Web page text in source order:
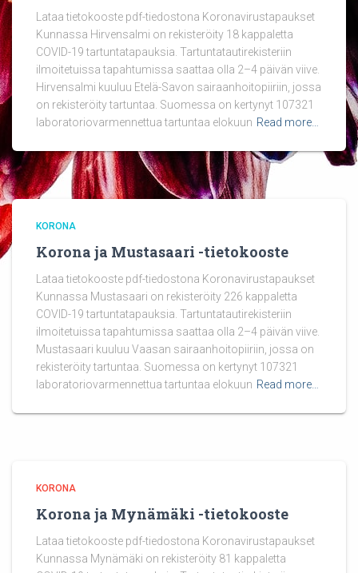
Lataa tietokooste pdf-tiedostona Koronavirustapaukset
Kunnassa Hirvensalmi on rekisteröity 18 kappaletta
COVID-19 tartuntatapauksia. Tartuntatautirekisteriin
ilmoitetuissa tapahtumissa saattaa olla 2–4 päivän viive.
Hirvensalmi kuuluu Etelä-Savon sairaanhoitopiiriin, jossa
on rekisteröity tartuntaa. Suomessa on kertynyt 107321
laboratoriovarmennettua tartuntaa elokuun Read more…
KORONA
Korona ja Mustasaari -tietokooste
Lataa tietokooste pdf-tiedostona Koronavirustapaukset
Kunnassa Mustasaari on rekisteröity 226 kappaletta
COVID-19 tartuntatapauksia. Tartuntatautirekisteriin
ilmoitetuissa tapahtumissa saattaa olla 2–4 päivän viive.
Mustasaari kuuluu Vaasan sairaanhoitopiiriin, jossa on
rekisteröity tartuntaa. Suomessa on kertynyt 107321
laboratoriovarmennettua tartuntaa elokuun Read more…
KORONA
Korona ja Mynämäki -tietokooste
Lataa tietokooste pdf-tiedostona Koronavirustapaukset
Kunnassa Mynämäki on rekisteröity 81 kappaletta